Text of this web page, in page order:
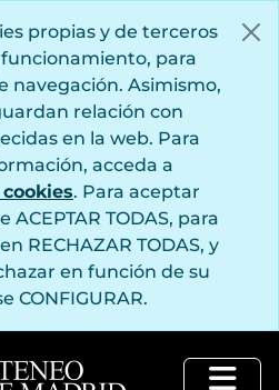
propias y de terceros
para
navegación. Asimismo,
relación con
en la web. Para
acceda a
. Para aceptar
TODAS, para
RECHAZAR TODAS, y
en función de su
CONFIGURAR.